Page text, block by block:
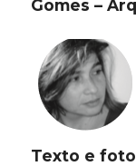
Gomes –
Texto e